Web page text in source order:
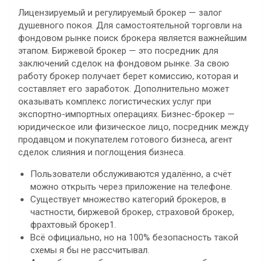
Лицензируемый и регулируемый брокер — залог
душевного покоя. Для самостоятельной торговли на
фондовом рынке поиск брокера является важнейшим
этапом. Биржевой брокер — это посредник для
заключений сделок на фондовом рынке. За свою
работу брокер получает берет комиссию, которая и
составляет его заработок. Дополнительно может
оказывать комплекс логистических услуг при
экспортно-импортных операциях. Бизнес-брокер —
юридическое или физическое лицо, посредник между
продавцом и покупателем готового бизнеса, агент
сделок слияния и поглощения бизнеса.
Пользователи обслуживаются удалённо, а счёт
можно открыть через приложение на телефоне.
Существует множество категорий брокеров, в
частности, биржевой брокер, страховой брокер,
фрахтовый брокер1.
Всё официально, но на 100% безопасность такой
схемы я бы не рассчитывал.